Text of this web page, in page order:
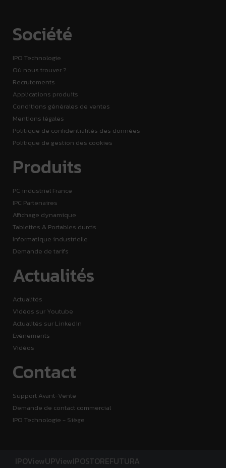
Société
IPO Technologie
Où nous trouver ?
Recrutements
Applications produits
Conditions générales de ventes
Mentions légales
Politique de confidentialités des données
Politique de gestion des cookies
Produits
PC industriel France
IPC Partenaires
Affichage dynamique
Tablettes & Portables durcis
Informatique industrielle
Demande de tarifs
Actualités
Actualités
Vidéos sur Youtube
Actualités sur Linkedin
Evénements
Vidéos
Contact
Support Avant-Vente
Demande de contact commercial
IPO Technologie - Siège
IPOViewUPViewIPOSTOREFUTURA